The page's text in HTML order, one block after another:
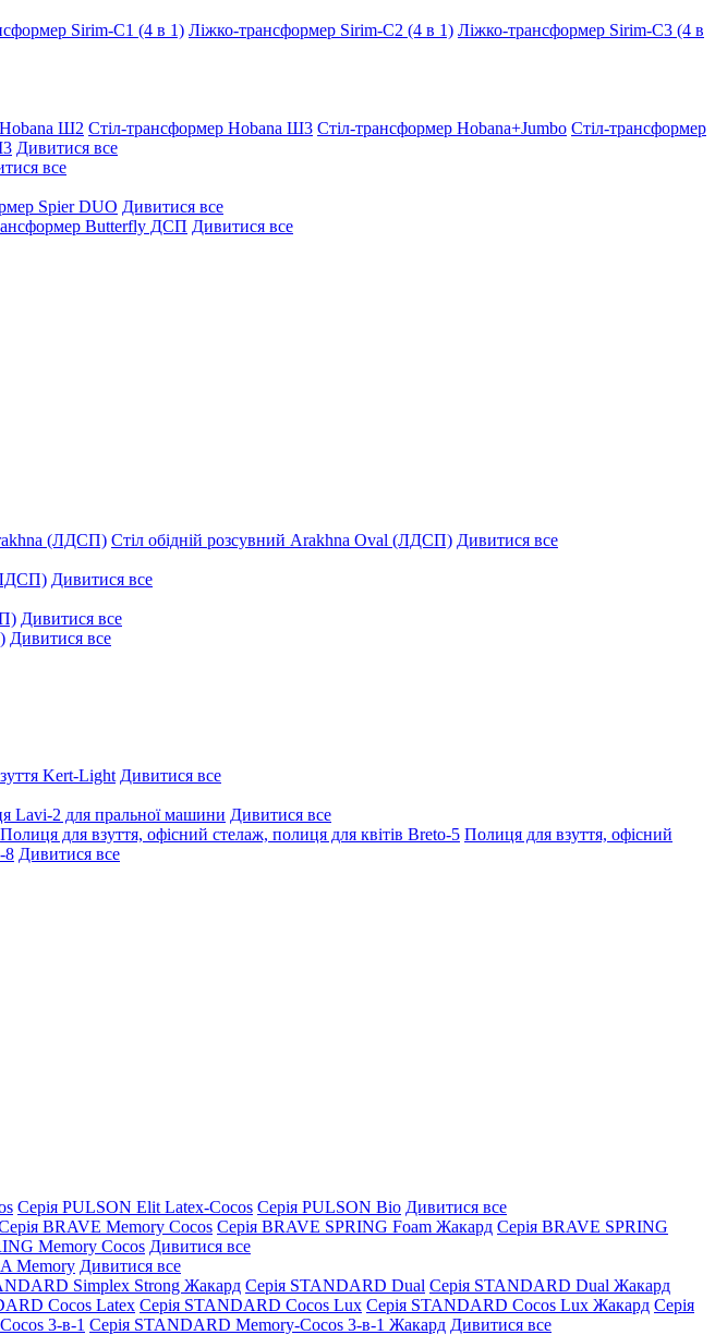
Sirim-C1 (4 в 1) Ліжко-трансформер Sirim-C2 (4 в 1) Ліжко-трансформер Sirim-C3 (4 в
Ш2 Стіл-трансформер Hobana Ш3 Стіл-трансформер Hobana+Jumbo Стіл-трансформер
Дивитися все
все
Spier DUO Дивитися все
Butterfly ДСП Дивитися все
(ЛДСП) Стіл обідній розсувний Arakhna Oval (ЛДСП) Дивитися все
Дивитися все
Дивитися все
Дивитися все
Kert-Light Дивитися все
Lavi-2 для пральної машини Дивитися все
Полиця для взуття, офісний стелаж, полиця для квітів Breto-5 Полиця для взуття, офісний
8 Дивитися все
Серія PULSON Elit Latex-Cocos Серія PULSON Bio Дивитися все
BRAVE Memory Cocos Серія BRAVE SPRING Foam Жакард Серія BRAVE SPRING
Memory Cocos Дивитися все
Memory Дивитися все
Simplex Strong Жакард Серія STANDARD Dual Серія STANDARD Dual Жакард
Cocos Latex Серія STANDARD Cocos Lux Серія STANDARD Cocos Lux Жакард Серія
3-в-1 Серія STANDARD Memory-Cocos 3-в-1 Жакард Дивитися все